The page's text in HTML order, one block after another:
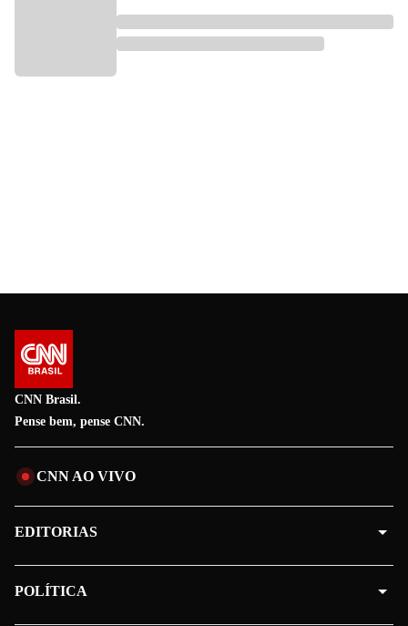
CNN Brasil.
Pense bem, pense CNN.
CNN AO VIVO
EDITORIAS
POLÍTICA